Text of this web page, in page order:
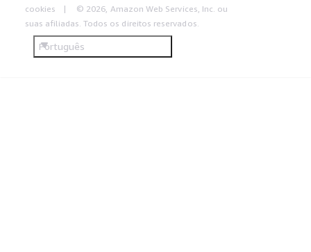
cookies
© 2026, Amazon Web Services, Inc. ou
suas afiliadas. Todos os direitos reservados.
Português